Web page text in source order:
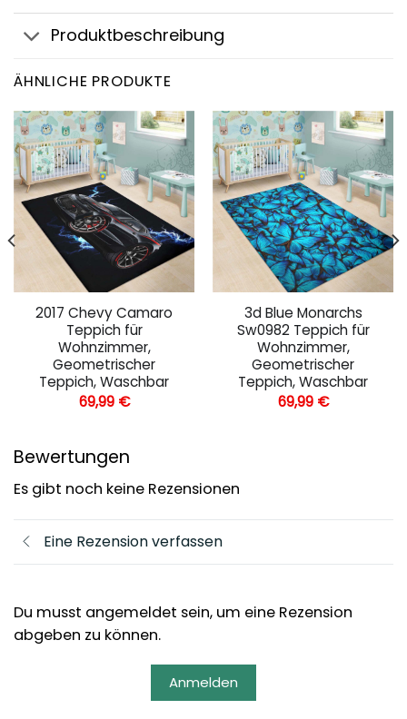
Produktbeschreibung
ÄHNLICHE PRODUKTE
2017 Chevy Camaro
Teppich für
Wohnzimmer,
Geometrischer
Teppich, Waschbar
69,99 €
3d Blue Monarchs
Sw0982 Teppich für
Wohnzimmer,
Geometrischer
Teppich, Waschbar
69,99 €
Bewertungen
Es gibt noch keine Rezensionen
Eine Rezension verfassen
Du musst angemeldet sein, um eine Rezension
abgeben zu können.
Anmelden